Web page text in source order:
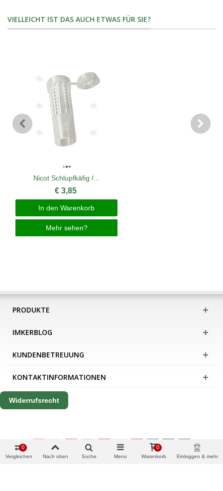
VIELLEICHT IST DAS AUCH ETWAS FÜR SIE?
Nicot Schlupfkäfig /...
€ 3,85
In den Warenkorb
Mehr sehen?
PRODUKTE
IMKERBLOG
KUNDENBETREUUNG
KONTAKTINFORMATIONEN
Widerrufsrecht
Vergleichen
0
Nach oben Suche Menu Warenkorb
0
Einloggen & mehr